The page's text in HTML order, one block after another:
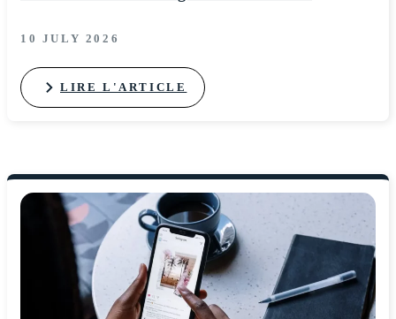
10 JULY 2026
LIRE L'ARTICLE